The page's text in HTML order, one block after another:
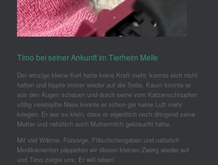
Timo bei seiner Ankunft im Tierheim Melle
Der winzige kleine Kerl hatte keine Kraft mehr, konnte sich nicht
halten und kippte immer wieder auf die Seite. Kaum konnte er
aus den Augen schauen und durch seine vom Katzenschnupfen
völlig verstopfte Nase konnte er schon gar keine Luft mehr
kriegen. Er war so klein, dass er eigentlich noch dringend seine
Mutter und natürlich auch Muttermilch gebraucht hätte.
Mit viel Wärme, Fürsorge, Fläschchengaben und natürlich
Medikamenten päppelten wir diesen kleinen Zwerg wieder auf
und Timo zeigte uns: Er will leben!